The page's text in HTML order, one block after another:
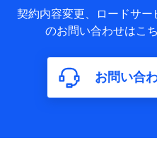
ー登録受付時に提供いただい
日、性別、保険契約者と被
保険商品の内容、保険料、
ペットの種類や年齢など）
に提示した比較見積の試算
した際のメール内容や送信
を提供した際のメール内容
当社または株式会社NTTド
契約内容変更、ロードサ
のお問い合わせはこ
お問い合